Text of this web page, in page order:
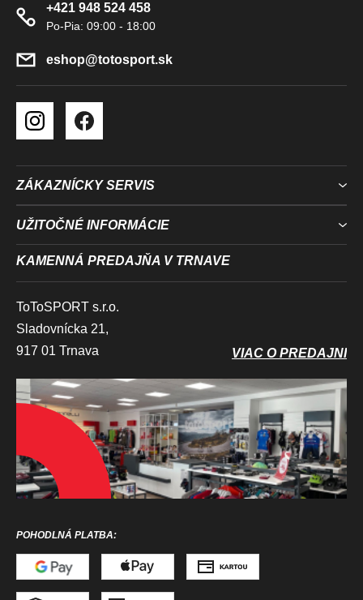
eshop@totosport.sk
+421 948 524 458
ZÁKAZNÍCKY SERVIS
UŽITOČNÉ INFORMÁCIE
KAMENNÁ PREDAJŇA V TRNAVE
ToToSPORT s.r.o.
Sladovnícka 21,
917 01 Trnava
VIAC O PREDAJNI
POHODLNÁ PLATBA: